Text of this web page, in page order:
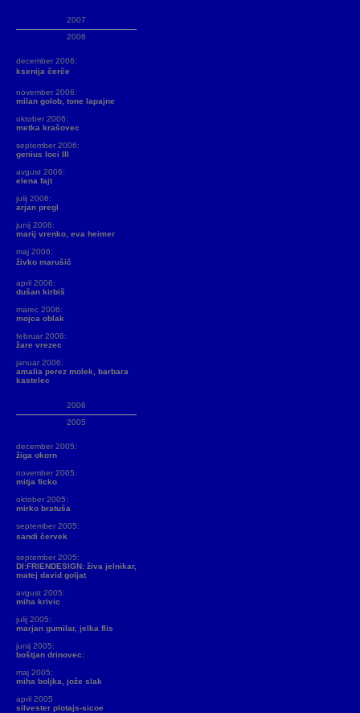
2007
2006
december 2006:
ksenija čerče
november 2006:
milan golob, tone lapajne
oktober 2006:
metka krašovec
september 2006:
genius loci III
avgust 2006:
elena fajt
julij 2006:
arjan pregl
junij 2006:
marij vrenko, eva heimer
maj 2006:
živko marušič
april 2006:
dušan kirbiš
marec 2006:
mojca oblak
februar 2006:
žare vrezec
januar 2006:
amalia perez molek, barbara
kastelec
2006
2005
december 2005:
žiga okorn
november 2005:
mitja ficko
oktober 2005:
mirko bratuša
september 2005:
sandi červek
september 2005:
DI:FRIENDESIGN: živa jelnikar,
matej david goljat
avgust 2005:
miha krivic
julij 2005:
marjan gumilar, jelka flis
junij 2005:
boštjan drinovec:
maj 2005:
miha boljka, jože slak
april 2005
silvester plotajs-sicoe